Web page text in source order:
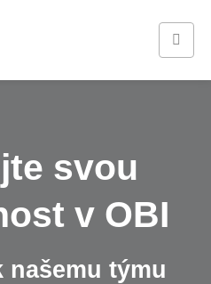
svou
v OBI
našemu týmu